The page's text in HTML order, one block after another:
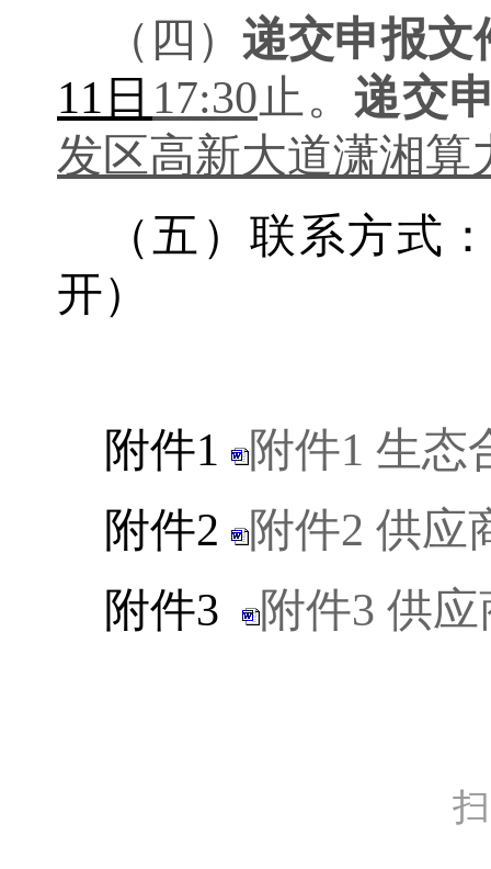
（四）递交申报文
11 日 17:30 止。递交
发区高新大道潇湘算
（ 五 ）联系方式
开）
附件1
附件1 生态
附件2
附件2 供应
附件3 附件3 供